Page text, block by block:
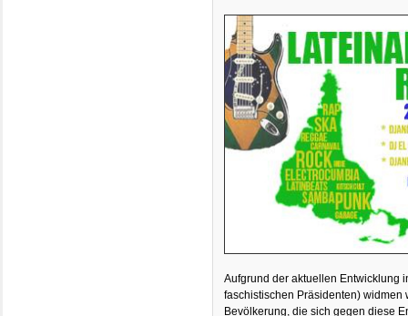
Aufgrund der aktuellen Entwicklung
faschistischen Präsidenten)
Bevölkerung, die sich gegen diese